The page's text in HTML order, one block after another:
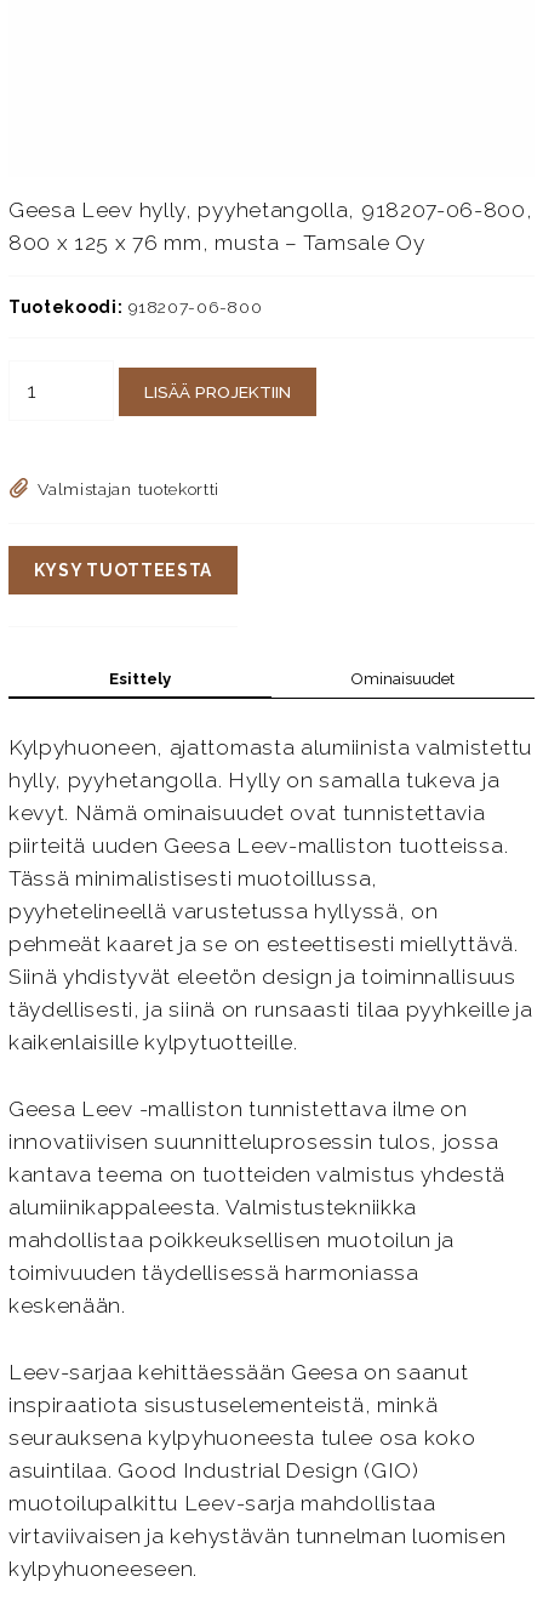
Geesa Leev hylly, pyyhetangolla, 918207-06-800,
800 x 125 x 76 mm, musta – Tamsale Oy
Tuotekoodi: 918207-06-800
LISÄÄ PROJEKTIIN
Valmistajan tuotekortti
KYSY TUOTTEESTA
Esittely Ominaisuudet
Kylpyhuoneen, ajattomasta alumiinista valmistettu
hylly, pyyhetangolla. Hylly on samalla tukeva ja
kevyt. Nämä ominaisuudet ovat tunnistettavia
piirteitä uuden Geesa Leev-malliston tuotteissa.
Tässä minimalistisesti muotoillussa,
pyyhetelineellä varustetussa hyllyssä, on
pehmeät kaaret ja se on esteettisesti miellyttävä.
Siinä yhdistyvät eleetön design ja toiminnallisuus
täydellisesti, ja siinä on runsaasti tilaa pyyhkeille ja
kaikenlaisille kylpytuotteille.
Geesa Leev -malliston tunnistettava ilme on
innovatiivisen suunnitteluprosessin tulos, jossa
kantava teema on tuotteiden valmistus yhdestä
alumiinikappaleesta. Valmistustekniikka
mahdollistaa poikkeuksellisen muotoilun ja
toimivuuden täydellisessä harmoniassa
keskenään.
Leev-sarjaa kehittäessään Geesa on saanut
inspiraatiota sisustuselementeistä, minkä
seurauksena kylpyhuoneesta tulee osa koko
asuintilaa. Good Industrial Design (GIO)
muotoilupalkittu Leev-sarja mahdollistaa
virtaviivaisen ja kehystävän tunnelman luomisen
kylpyhuoneeseen.